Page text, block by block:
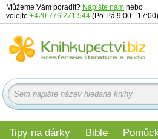
Můžeme Vám poradit? Napište nám nebo
volejte +420 776 271 544 (Po-Pá 9:00 - 17:00)
Tipy na dárky Bible